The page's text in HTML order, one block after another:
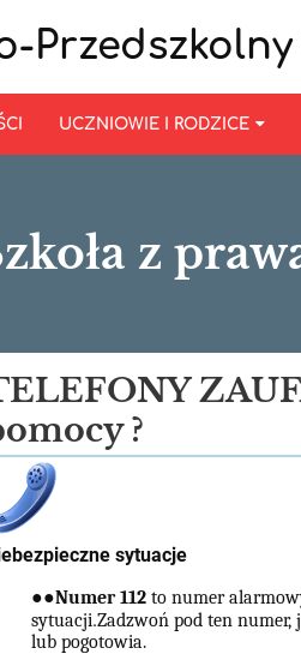
UCZNIOWIE I RODZICE
z
?
sytuacje
●●Numer 112 to numer
sytuacji.Zadzwoń pod ten numer,
lub pogotowia.